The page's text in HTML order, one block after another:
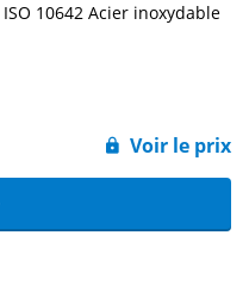
10642 Acier inoxydable
Voir le prix